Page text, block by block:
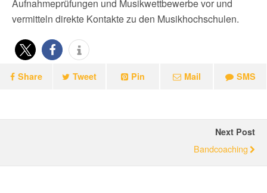
Aufnahmeprüfungen und Musikwettbewerbe vor und
vermitteln direkte Kontakte zu den Musikhochschulen.
Share Tweet Pin Mail SMS
Next Post
Bandcoaching